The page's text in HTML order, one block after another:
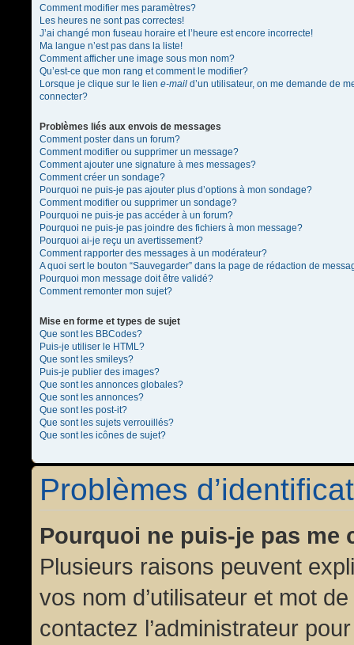
Comment modifier mes paramètres?
Les heures ne sont pas correctes!
J’ai changé mon fuseau horaire et l’heure est encore incorrecte!
Ma langue n’est pas dans la liste!
Comment afficher une image sous mon nom?
Qu’est-ce que mon rang et comment le modifier?
Lorsque je clique sur le lien e-mail d’un utilisateur, on me demande de
connecter?
Problèmes liés aux envois de messages
Comment poster dans un forum?
Comment modifier ou supprimer un message?
Comment ajouter une signature à mes messages?
Comment créer un sondage?
Pourquoi ne puis-je pas ajouter plus d’options à mon sondage?
Comment modifier ou supprimer un sondage?
Pourquoi ne puis-je pas accéder à un forum?
Pourquoi ne puis-je pas joindre des fichiers à mon message?
Pourquoi ai-je reçu un avertissement?
Comment rapporter des messages à un modérateur?
A quoi sert le bouton “Sauvegarder” dans la page de rédaction de
Pourquoi mon message doit être validé?
Comment remonter mon sujet?
Mise en forme et types de sujet
Que sont les BBCodes?
Puis-je utiliser le HTML?
Que sont les smileys?
Puis-je publier des images?
Que sont les annonces globales?
Que sont les annonces?
Que sont les post-it?
Que sont les sujets verrouillés?
Que sont les icônes de sujet?
Problèmes
Pourquoi ne puis-je pas me
Plusieurs raisons peuvent
vos nom d’utilisateur et mot
contactez l’administrateur